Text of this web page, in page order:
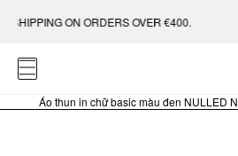
ON ORDERS OVER €400.
Áo thun in chữ basic màu đen NULLED